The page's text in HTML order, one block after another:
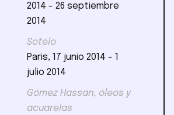
2014 - 26 septiembre
2014
Sotelo
Paris, 17 junio 2014 - 1
julio 2014
Gómez Hassan, óleos y
acuarelas